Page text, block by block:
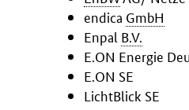
endica GmbH
Enpal B.V.
E.ON Energie
E.ON SE
LichtBlick SE